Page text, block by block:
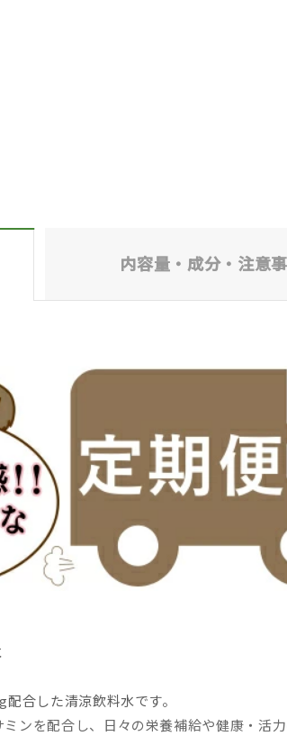
内容量・成分・ 注意
合した清涼飲料水です。
ンを配合し、日々の栄養補給や健康・活